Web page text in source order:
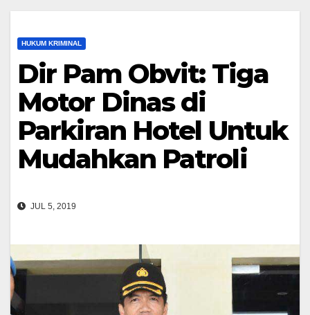
HUKUM KRIMINAL
Dir Pam Obvit: Tiga
Motor Dinas di
Parkiran Hotel Untuk
Mudahkan Patroli
JUL 5, 2019